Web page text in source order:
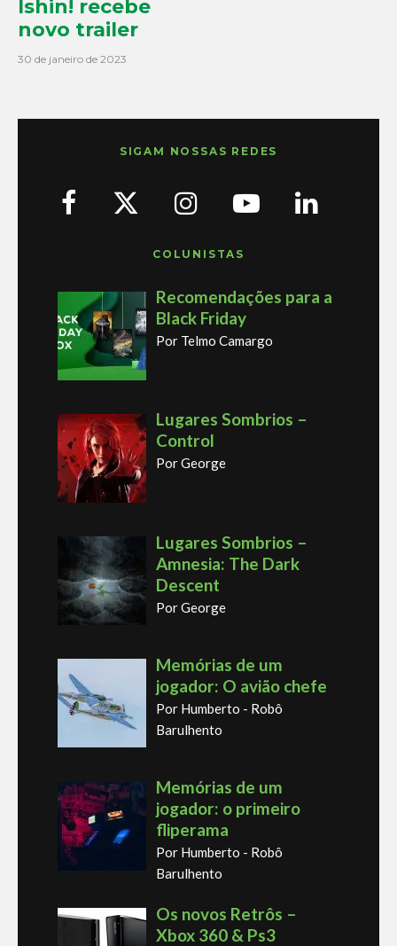
Ishin! recebe
novo trailer
30 de janeiro de 2023
SIGAM NOSSAS REDES
COLUNISTAS
Recomendações para a
Black Friday
Por Telmo Camargo
Lugares Sombrios –
Control
Por George
Lugares Sombrios –
Amnesia: The Dark
Descent
Por George
Memórias de um
jogador: O avião chefe
Por Humberto - Robô
Barulhento
Memórias de um
jogador: o primeiro
fliperama
Por Humberto - Robô
Barulhento
Os novos Retrôs –
Xbox 360 & Ps3